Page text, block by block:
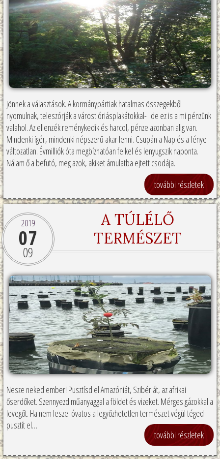
Jönnek a választások. A kormánypártiak hatalmas összegekből
nyomulnak, teleszórják a várost óriásplakátokkal- de ez is a mi pénzünk
valahol. Az ellenzék reménykedik és harcol, pénze azonban alig van.
Mindenki ígér, mindenki népszerű akar lenni. Csupán a Nap és a fénye
változatlan. Évmilliók óta megbízhatóan felkel és lenyugszik naponta.
Nálam ő a befutó, meg azok, akiket ámulatba ejtett csodája.
további részletek
2019
07
09
A TÚLÉLŐ
TERMÉSZET
Nesze neked ember! Pusztísd el Amazóniát, Szibériát, az afrikai
őserdőket. Szennyezd műanyaggal a földet és vizeket. Mérges gázokkal a
levegőt. Ha nem leszel óvatos a legyőzhetetlen természet végül téged
pusztít el…
további részletek